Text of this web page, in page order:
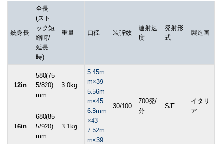
銃身長
全長
(スト
ック短
縮時/
延長
時)
重量 口径 装弾数
連射速
度
発射形
式
製造国
12in
580(75
5/820)
mm
3.0kg
5.45m
m×39
5.56m
m×45
6.8mm
×43
7.62m
m×39
30/100
700発/
分
S/F
イタリ
ア
16in
680(85
5/920)
mm
3.1kg